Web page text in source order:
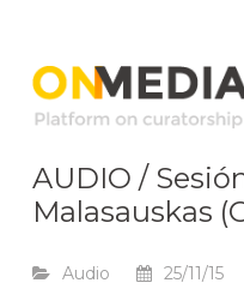
AUDIO /
Malasauskas
Audio 25/11/15